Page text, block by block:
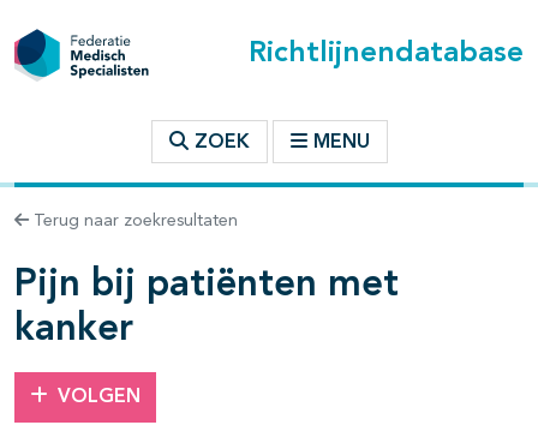
Richtlijnendatabase
ZOEK MENU
Terug naar zoekresultaten
Pijn bij patiënten met
kanker
VOLGEN
binnen deze richtlijn